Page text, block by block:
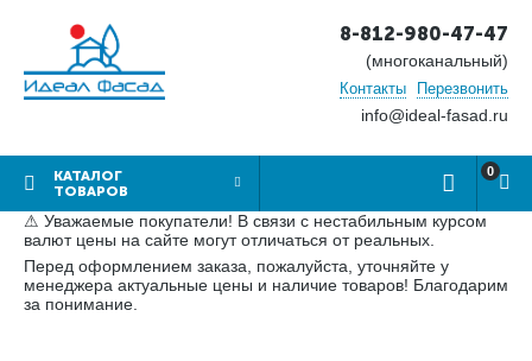
8-812-980-47-47
(многоканальный)
Контакты Перезвонить
info@ideal-fasad.ru
КАТАЛОГ
ТОВАРОВ
0
⚠ Уважаемые покупатели! В связи с нестабильным курсом
валют цены на сайте могут отличаться от реальных.
Перед оформлением заказа, пожалуйста, уточняйте у
менеджера актуальные цены и наличие товаров! Благодарим
за понимание.